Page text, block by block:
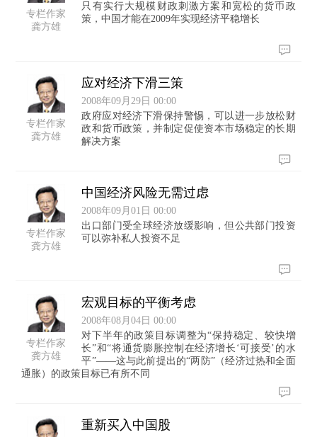
专栏作家
龚方雄
只有实行大规模财政刺激方案和宽松的货币政
策，中国才能在2009年实现经济平稳增长
专栏作家
龚方雄
应对经济下滑三策
2008年09月29日 00:00
政府应对经济下滑保持警惕，可以进一步放松财
政和货币政策，并制定促使资本市场稳定的长期
解决方案
专栏作家
龚方雄
中国经济风险无需过虑
2008年09月01日 00:00
出口部门受全球经济放缓影响，但公共部门投资
可以弥补私人投资不足
专栏作家
龚方雄
宏观目标的平衡考虑
2008年08月04日 00:00
对下半年的政策目标调整为“保持稳定、较快增
长”和“将通货膨胀控制在经济增长‘可接受’的水
平”——这与此前提出的“两防”（经济过热和全面
通胀）的政策目标已有所不同
重新买入中国股